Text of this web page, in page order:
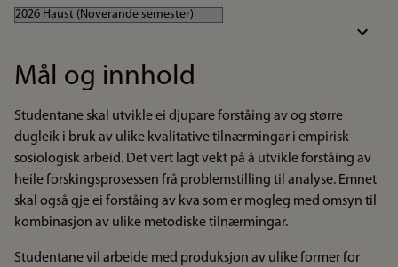
Mål og innhold
Studentane skal utvikle ei djupare forståing av og større
dugleik i bruk av ulike kvalitative tilnærmingar i empirisk
sosiologisk arbeid. Det vert lagt vekt på å utvikle forståing av
heile forskingsprosessen frå problemstilling til analyse. Emnet
skal også gje ei forståing av kva som er mogleg med omsyn til
kombinasjon av ulike metodiske tilnærmingar.
Studentane vil arbeide med produksjon av ulike former for